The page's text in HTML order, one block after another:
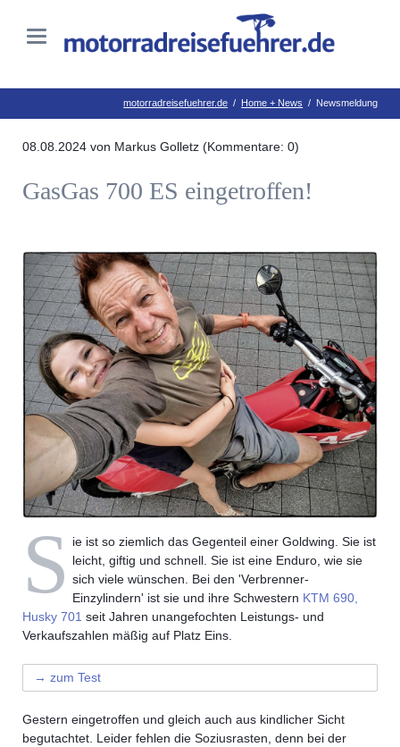
motorradreisefuehrer.de Home + News Newsmeldung
08.08.2024von Markus Golletz (Kommentare: 0)
GasGas 700 ES eingetroffen!
S
ie ist so ziemlich das Gegenteil einer Goldwing. Sie ist
leicht, giftig und schnell. Sie ist eine Enduro, wie sie
sich viele wünschen. Bei den 'Verbrenner-
Einzylindern' ist sie und ihre Schwestern KTM 690,
Husky 701 seit Jahren unangefochten Leistungs- und
Verkaufszahlen mäßig auf Platz Eins.
→ zum Test
Gestern eingetroffen und gleich auch aus kindlicher Sicht
begutachtet. Leider fehlen die Soziusrasten, denn bei der